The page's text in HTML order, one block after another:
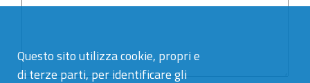
Questo sito utilizza cookie, propri e
di terze parti, per identificare gli